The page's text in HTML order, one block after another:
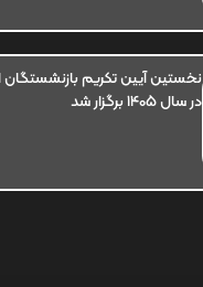
نخستین آیین تکریم بازنشستگان
در سال 1405 برگزار شد